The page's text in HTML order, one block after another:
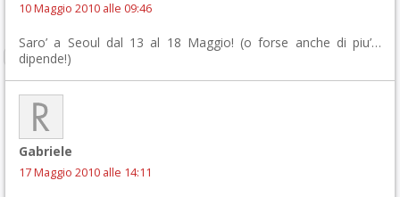
10 Maggio 2010 alle 09:46
Saro’ a Seoul dal 13 al 18 Maggio! (o forse anche di piu’…
dipende!)
Gabriele
17 Maggio 2010 alle 14:11